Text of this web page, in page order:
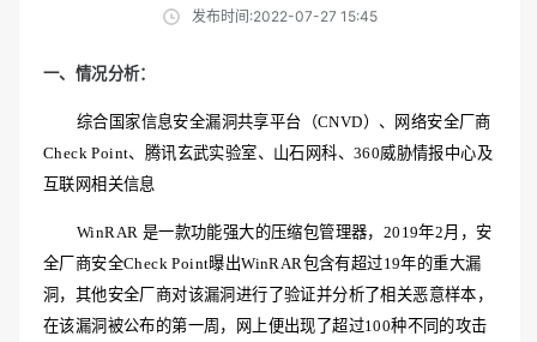
发布时间:2022-07-27 15:45
一、情况分析：
综合国家信息安全漏洞共享平台（CNVD）、网络安全厂商
Check Point、腾讯玄武实验室、山石网科、360威胁情报中心及
互联网相关信息
WinRAR 是一款功能强大的压缩包管理器，2019年2月，安
全厂商安全Check Point曝出WinRAR包含有超过19年的重大漏
洞，其他安全厂商对该漏洞进行了验证并分析了相关恶意样本，
在该漏洞被公布的第一周，网上便出现了超过100种不同的攻击